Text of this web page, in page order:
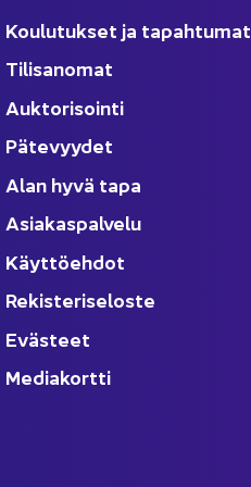
Kou­lu­tuk­set ja ta­pah­tu­mat
Ti­li­sa­no­mat
Auk­to­ri­soin­ti
Pä­te­vyy­det
Alan hyvä tapa
Asia­kas­pal­ve­lu
Käyt­tö­eh­dot
Re­kis­te­ri­se­los­te
Eväs­teet
Me­dia­kort­ti